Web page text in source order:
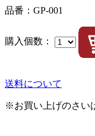
品番：GP-001
購入個数：
送料について
※お買い上げのさい